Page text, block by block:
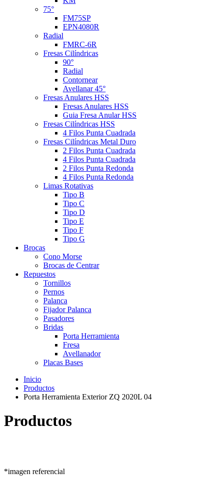
75°
FM75SP
EPN4080R
Radial
FMRC-6R
Fresas Cilíndricas
90°
Radial
Contornear
Avellanar 45°
Fresas Anulares HSS
Fresas Anulares HSS
Guia Fresa Anular HSS
Fresas Cilíndricas HSS
4 Filos Punta Cuadrada
Fresas Cilíndricas Metal Duro
2 Filos Punta Cuadrada
4 Filos Punta Cuadrada
2 Filos Punta Redonda
4 Filos Punta Redonda
Limas Rotativas
Tipo B
Tipo C
Tipo D
Tipo E
Tipo F
Tipo G
Brocas
Cono Morse
Brocas de Centrar
Repuestos
Tornillos
Pernos
Palanca
Fijador Palanca
Pasadores
Bridas
Porta Herramienta
Fresa
Avellanador
Placas Bases
Inicio
Productos
Porta Herramienta Exterior ZQ 2020L 04
Productos
*imagen referencial